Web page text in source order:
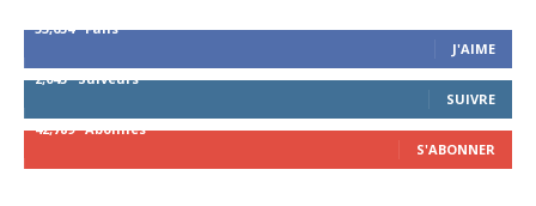
53,654
Fans
J'AIME
2,043 Suiveurs
SUIVRE
42,789 Abonnés
S'ABONNER